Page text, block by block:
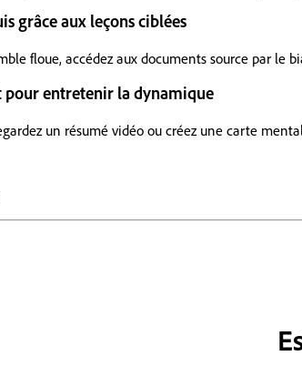
grâce aux leçons ciblées
floue, accédez aux documents source par le
pour entretenir la dynamique
un résumé vidéo ou créez une carte